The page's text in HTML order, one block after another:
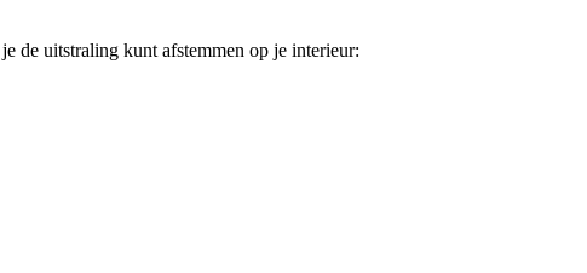
de uitstraling kunt afstemmen op je interieur: